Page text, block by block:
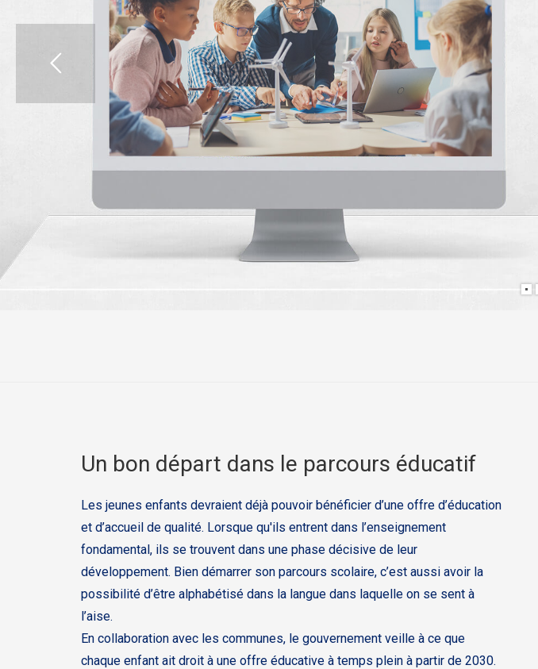
Un bon départ dans le parcours éducatif
Les jeunes enfants devraient déjà pouvoir bénéficier d’une offre d’éducation
et d’accueil de qualité. Lorsque qu'ils entrent dans l’enseignement
fondamental, ils se trouvent dans une phase décisive de leur
développement. Bien démarrer son parcours scolaire, c’est aussi avoir la
possibilité d’être alphabétisé dans la langue dans laquelle on se sent à
l’aise.
En collaboration avec les communes, le gouvernement veille à ce que
chaque enfant ait droit à une offre éducative à temps plein à partir de 2030.